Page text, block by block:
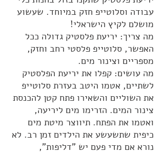
עבודה וסלוטייפ חזק במיוחד. שעשוע
מושלם לקיץ הישראלי!
מה צריך: יריעת פלסטיק גדולה ככל
האפשר, סלוטייפ פלסטי רחב וחזק,
מספריים וצינור מים.
מה עושים: קפלו את יריעת הפלסטיק
לשתיים, אטמו היטב בעזרת סלוטייפ
את השוליים והשאירו פתח קטן להכנסת
צינור המים. הזרימו מים ליריעה,
ואטמו את הפתח. תיווצר מיטת מים
כיפית שתשעשע את הילדים זמן רב. לא
נורא אם מדי פעם יש "דליפות",